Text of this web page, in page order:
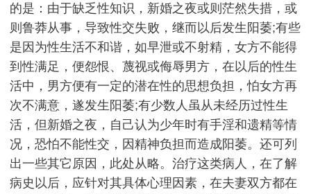
的是：由于缺乏性知识，新婚之夜或则茫然失措，或
则鲁莽从事，导致性交失败，继而以后发生阳萎;有些
是因为性生活不和谐，如早泄或不射精，女方不能得
到性满足，便怨恨、蔑视或侮辱男方，在以后的性生
活中，男方便有一定的潜在性的思想负担，怕女方再
次不满意，遂发生阳萎;有少数人虽从未经历过性生
活，但新婚之夜，自己认为少年时有手淫和遗精等情
况，恐怕不能性交，因精神负担而造成阳萎。还可列
出一些其它原因，此处从略。治疗这类病人，在了解
病史以后，应针对其具体心理因素，在夫妻双方都在